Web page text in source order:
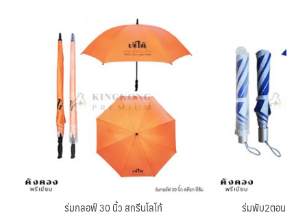
ร่มกลอฟ์ 30 นิ้ว สกรีนโลโก้ ร่มพับ2ตอน สั่งผ